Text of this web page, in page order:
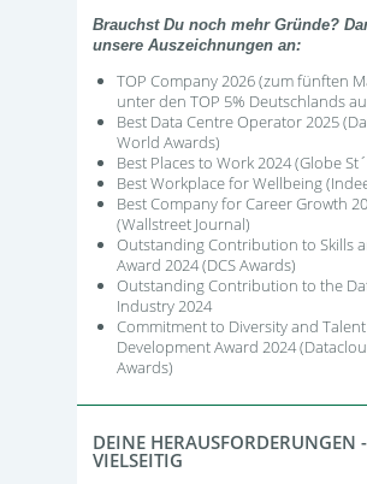
Brauchst Du noch mehr Gründe?
unsere Auszeichnungen an:
TOP Company 2026 (zum fünften
unter den TOP 5% Deutschlands
Best Data Centre Operator 2025
World Awards)
Best Places to Work 2024 (Globe
Best Workplace for Wellbeing
Best Company for Career Growth
(Wallstreet Journal)
Outstanding Contribution to Skills
Award 2024 (DCS Awards)
Outstanding Contribution to the
Industry 2024
Commitment to Diversity and Talent
Development Award 2024
Awards)
DEINE HERAUSFORDERUNGEN -
VIELSEITIG